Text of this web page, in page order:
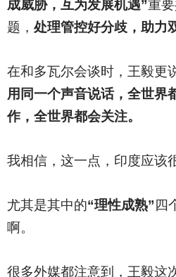
成威胁，互为发展机遇”重
题， 处理管控好分歧，助力
在和多瓦尔会谈时，王毅更
用同一个声音说话，全世界
作，全世界都会关注。
我相信，这一点，印度应该
尤其是其中的“理性成熟” 四
啊。
很多外媒都注意到，王毅这